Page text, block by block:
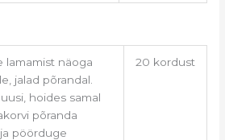
lamamist näoga
jalad põrandal.
hoides samal
põranda
pöörduge
20 kordust